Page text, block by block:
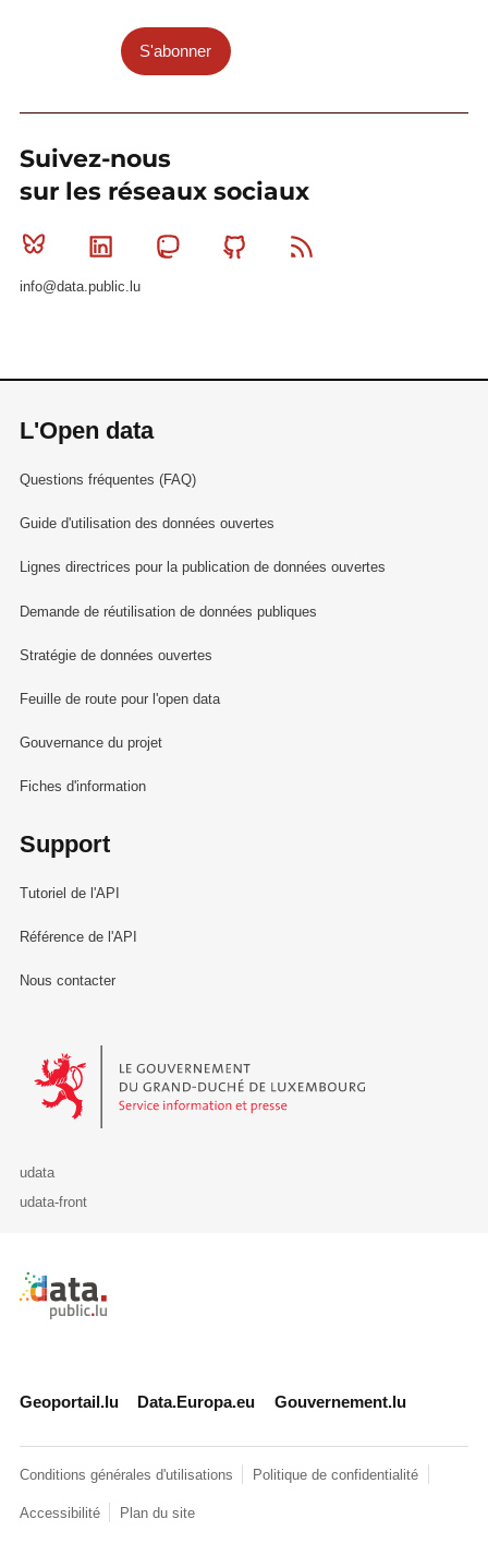
S'abonner
Suivez-nous
sur les réseaux sociaux
Bluesky Linkedin MastodonGithub
info@data.public.lu
L'Open data
Questions fréquentes (FAQ)
Guide d'utilisation des données ouvertes
Lignes directrices pour la publication de données ouvertes
Demande de réutilisation de données publiques
Stratégie de données ouvertes
Feuille de route pour l'open data
Gouvernance du projet
Fiches d'information
Support
Tutoriel de l'API
Référence de l'API
Nous contacter
Le Gouvernement du Grand-Duché de Luxembourg - Service
udata
udata-front
Retour à l'accueil de data.public.lu
Geoportail.lu Data.Europa.eu Gouvernement.lu
Conditions générales d'utilisations Politique de confidentialité
Accessibilité Plan du site